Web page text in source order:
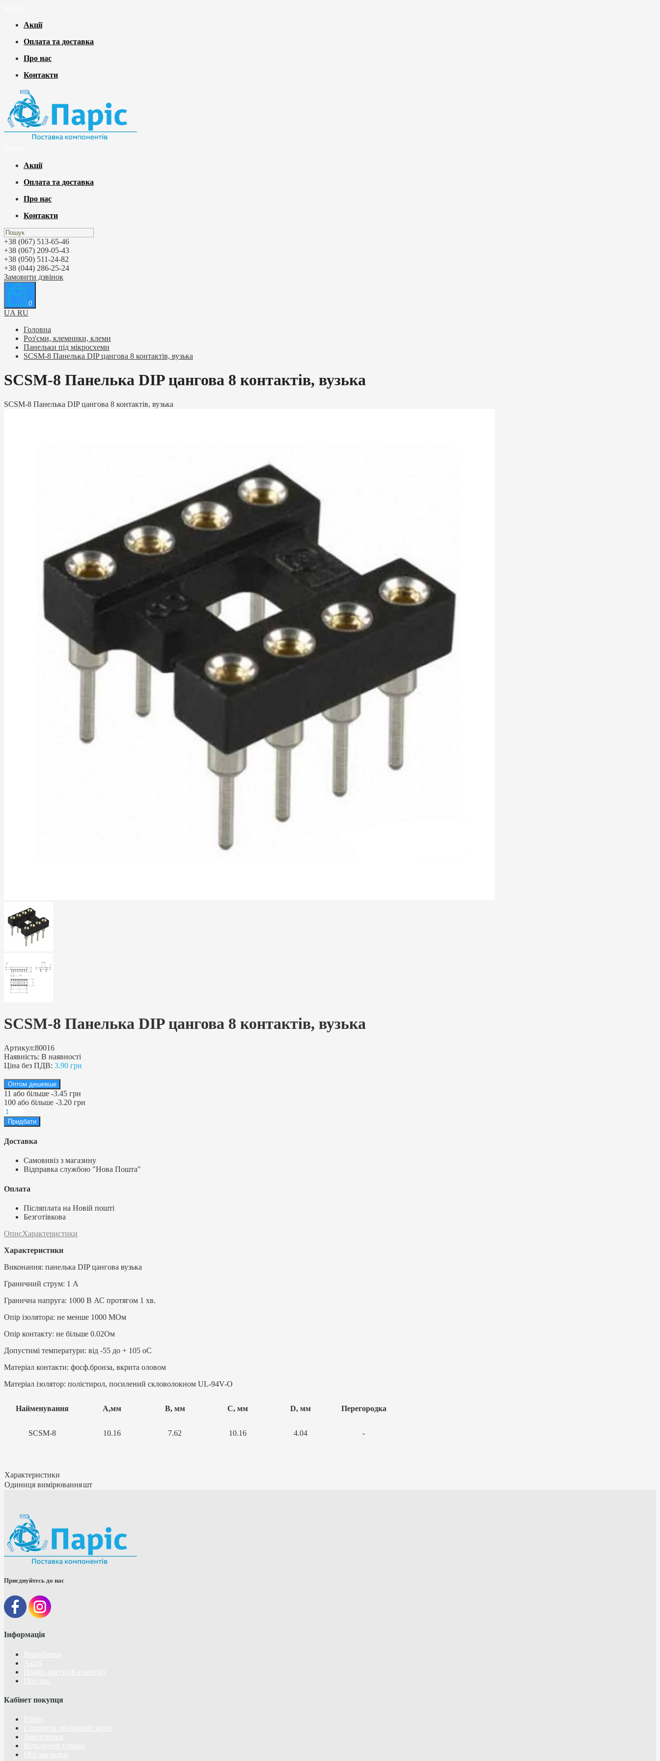
Акції
Оплата та доставка
Про нас
Контакти
Акції
Оплата та доставка
Про нас
Контакти
+38 (067) 513-65-46
+38 (067) 209-05-43
+38 (050) 511-24-82
+38 (044) 286-25-24
Замовити дзвінок
0
UA RU
Головна
Роз'єми, клемники, клеми
Панельки під мікросхеми
SCSM-8 Панелька DIP цангова 8 контактів, вузька
SCSM-8 Панелька DIP цангова 8 контактів, вузька
SCSM-8 Панелька DIP цангова 8 контактів, вузька
SCSM-8 Панелька DIP цангова 8 контактів, вузька
Артикул:80016
Наявність: В наявності
Ціна без ПДВ: 3.90 грн
Оптом дешевше
11 або більше -3.45 грн
100 або більше -3.20 грн
Доставка
Самовивіз з магазину
Відправка службою "Нова Пошта"
Оплата
Післяплата на Новій пошті
Безготівкова
ОписХарактеристики
Характеристики
Виконання: панелька DIP цангова вузька
Граничний струм: 1 A
Гранична напруга: 1000 В АС протягом 1 хв.
Опір ізолятора: не менше 1000 МОм
Опір контакту: не більше 0.02Ом
Допустимі температури: від -55 до + 105 oC
Матеріал контакти: фосф.бронза, вкрита оловом
Матеріал ізолятор: полістирол, посилений скловолокном UL-94V-O
Найменування А,мм В, мм С, мм D, мм Перегородка
SCSM-8 10.16 7.62 10.16 4.04 -
Характеристики
Одиниця вимірюванняшт
Приєднуйтесь до нас
Інформація
Кабінет покупця